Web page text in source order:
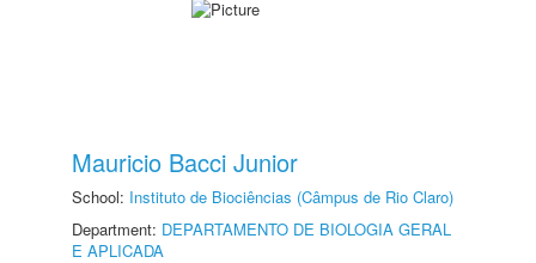
Mauricio Bacci Junior
School: Instituto de Biociências (Câmpus de Rio Claro)
Department: DEPARTAMENTO DE BIOLOGIA GERAL
E APLICADA